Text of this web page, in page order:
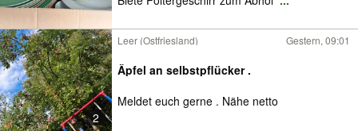
2
Leer (Ostfriesland) Gestern, 09:01
Äpfel an selbstpflücker .
Meldet euch gerne . Nähe netto